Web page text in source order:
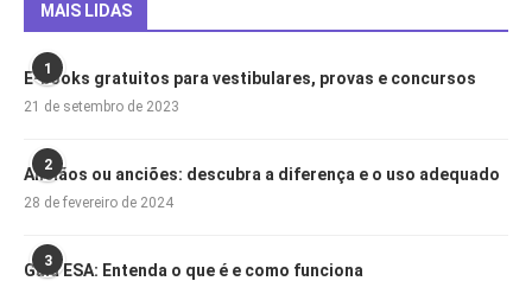
MAIS LIDAS
1
E-books gratuitos para vestibulares, provas e concursos
21 de setembro de 2023
2
Anciãos ou anciões: descubra a diferença e o uso adequado
28 de fevereiro de 2024
3
Guia ESA: Entenda o que é e como funciona